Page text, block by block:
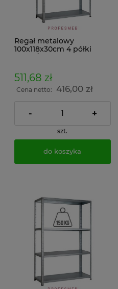
Regał metalowy
100x118x30cm 4 półki
100kg/p malowany
dokumenty w archiwum i
do magazynu
511,68 zł
Cena netto: 416,00 zł
- +
szt.
do koszyka